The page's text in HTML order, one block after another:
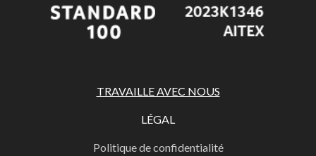
TRAVAILLE AVEC NOUS
LÉGAL
Politique de confidentialité